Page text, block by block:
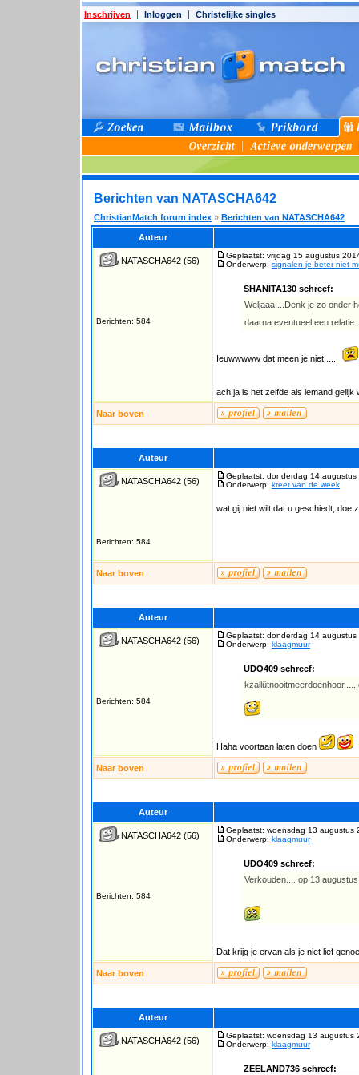
Inschrijven Inloggen Christelijke singles
Berichten van NATASCHA642
ChristianMatch forum index » Berichten van NATASCHA642
Auteur
NATASCHA642 (56)
Berichten: 584
Geplaatst: vrijdag 15 augustus
Onderwerp: signalen je beter niet
SHANITA130 schreef:
Weljaaa....Denk je zo onder
daarna eventueel een
Ieuwwwww dat meen je niet ....
ach ja is het zelfde als iemand
Naar boven
Auteur
NATASCHA642 (56)
Berichten: 584
Geplaatst: donderdag 14 augustus
Onderwerp: kreet van de week
wat gij niet wilt dat u geschiedt, doe
Naar boven
Auteur
NATASCHA642 (56)
Berichten: 584
Geplaatst: donderdag 14
Onderwerp: klaagmuur
UDO409 schreef:
Haha voortaan laten doen
Naar boven
Auteur
NATASCHA642 (56)
Berichten: 584
Geplaatst: woensdag 13 augustus
Onderwerp: klaagmuur
UDO409 schreef:
Verkouden.... op 13
Dat krijg je ervan als je niet lief
Naar boven
Auteur
NATASCHA642 (56)
Geplaatst: woensdag 13 augustus
Onderwerp: klaagmuur
ZEELAND736 schreef: